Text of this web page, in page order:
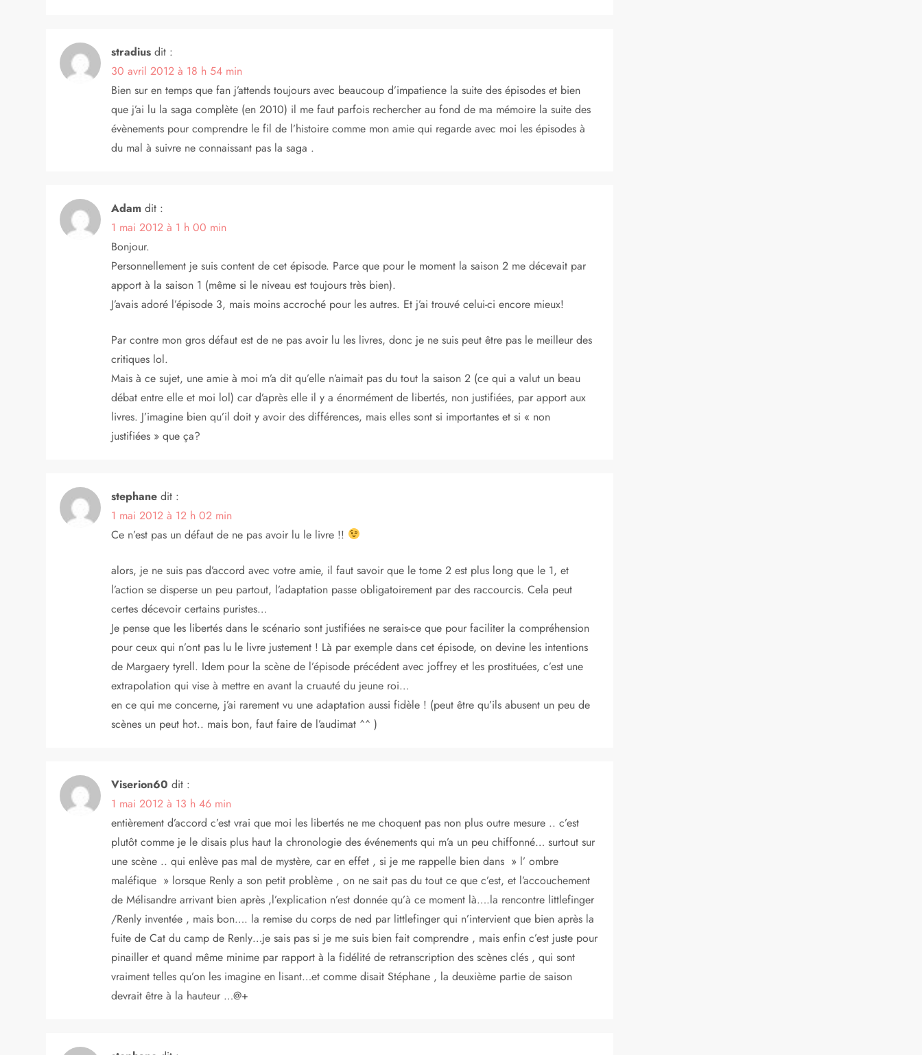
i
stradius dit :
30 avril 2012 à 18 h 54 min
Bien sur en temps que fan j’attends toujours avec beaucoup d’impatience la suite des épisodes et bien
que j’ai lu la saga complète (en 2010) il me faut parfois rechercher au fond de ma mémoire la suite des
évènements pour comprendre le fil de l’histoire comme mon amie qui regarde avec moi les épisodes à
du mal à suivre ne connaissant pas la saga .
Adam dit :
1 mai 2012 à 1 h 00 min
Bonjour.
Personnellement je suis content de cet épisode. Parce que pour le moment la saison 2 me décevait par
apport à la saison 1 (même si le niveau est toujours très bien).
J’avais adoré l’épisode 3, mais moins accroché pour les autres. Et j’ai trouvé celui-ci encore mieux!
Par contre mon gros défaut est de ne pas avoir lu les livres, donc je ne suis peut être pas le meilleur des
critiques lol.
Mais à ce sujet, une amie à moi m’a dit qu’elle n’aimait pas du tout la saison 2 (ce qui a valut un beau
débat entre elle et moi lol) car d’après elle il y a énormément de libertés, non justifiées, par apport aux
livres. J’imagine bien qu’il doit y avoir des différences, mais elles sont si importantes et si « non
justifiées » que ça?
stephane dit :
1 mai 2012 à 12 h 02 min
Ce n’est pas un défaut de ne pas avoir lu le livre !!
alors, je ne suis pas d’accord avec votre amie, il faut savoir que le tome 2 est plus long que le 1, et
l’action se disperse un peu partout, l’adaptation passe obligatoirement par des raccourcis. Cela peut
certes décevoir certains puristes…
Je pense que les libertés dans le scénario sont justifiées ne serais-ce que pour faciliter la compréhension
pour ceux qui n’ont pas lu le livre justement ! Là par exemple dans cet épisode, on devine les intentions
de Margaery tyrell. Idem pour la scène de l’épisode précédent avec joffrey et les prostituées, c’est une
extrapolation qui vise à mettre en avant la cruauté du jeune roi…
en ce qui me concerne, j’ai rarement vu une adaptation aussi fidèle ! (peut être qu’ils abusent un peu de
scènes un peut hot.. mais bon, faut faire de l’audimat ^^ )
Viserion60 dit :
1 mai 2012 à 13 h 46 min
entièrement d’accord c’est vrai que moi les libertés ne me choquent pas non plus outre mesure .. c’est
plutôt comme je le disais plus haut la chronologie des événements qui m’a un peu chiffonné… surtout sur
une scène .. qui enlève pas mal de mystère, car en effet , si je me rappelle bien dans » l’ ombre
maléfique » lorsque Renly a son petit problème , on ne sait pas du tout ce que c’est, et l’accouchement
de Mélisandre arrivant bien après ,l’explication n’est donnée qu’à ce moment là….la rencontre littlefinger
/Renly inventée , mais bon…. la remise du corps de ned par littlefinger qui n’intervient que bien après la
fuite de Cat du camp de Renly…je sais pas si je me suis bien fait comprendre , mais enfin c’est juste pour
pinailler et quand même minime par rapport à la fidélité de retranscription des scènes clés , qui sont
vraiment telles qu’on les imagine en lisant…et comme disait Stéphane , la deuxième partie de saison
devrait être à la hauteur …@+